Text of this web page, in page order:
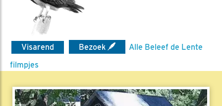
Visarend Bezoek
Alle Beleef de Lente
filmpjes